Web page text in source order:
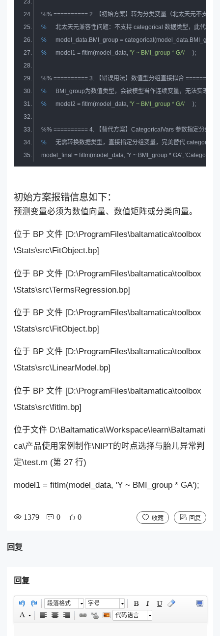
%% ========== 2. 【初始方案】转为分类变量（北太天元不支持
%
北太天元兼容性问题：不支持 categorical 数据类型，此代码运
%
model_data.BMI_group =
%
model1 = fitlm(model_data, 'Y ~ BMI_group * GA' );
%% ========== 3. 【错误用法】数值型分组直接拟合 ==========
%
BMI_group为数值类型，会被模型当作连续变量，无法实现分
%
model2 = fitlm(model_data, 'Y ~ BMI_group * GA' );
%% ========== 4. 【替代方案】CategoricalVars 参数指定分组变
%
无需转换数据类型，直接指定分组变量，完美替代 categorical
初始方案报错信息如下：
预测变量必须为数值向量、数值矩阵或分类向量。
位于 BP 文件 [D:\ProgramFiles\baltamatica\toolbox
\Stats\src\FitObject.bp]
位于 BP 文件 [D:\ProgramFiles\baltamatica\toolbox
\Stats\src\TermsRegression.bp]
位于 BP 文件 [D:\ProgramFiles\baltamatica\toolbox
\Stats\src\FitObject.bp]
位于 BP 文件 [D:\ProgramFiles\baltamatica\toolbox
\Stats\src\LinearModel.bp]
位于 BP 文件 [D:\ProgramFiles\baltamatica\toolbox
\Stats\src\fitlm.bp]
位于文件 D:\Baltamatica\Workspace\learn\Baltamati
ca\产品使用案例制作\NIPT的时点选择与胎儿异常判
定\test.m (第 27 行)
model1 = fitlm(model_data, 'Y ~ BMI_group * GA');
1379 0 0 收藏 回复
回复
回复
段落格式
字号
代码语言